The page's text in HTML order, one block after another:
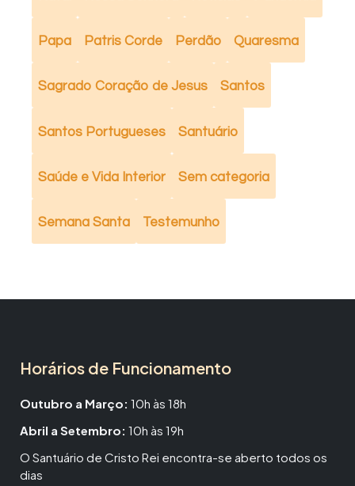
Papa Patris Corde Perdão Quaresma
Sagrado Coração de Jesus Santos
Santos Portugueses Santuário
Saúde e Vida Interior Sem categoria
Semana Santa Testemunho
Horários de Funcionamento
Outubro a Março: 10h às 18h
Abril a Setembro: 10h às 19h
O Santuário de Cristo Rei encontra-se aberto todos os
dias